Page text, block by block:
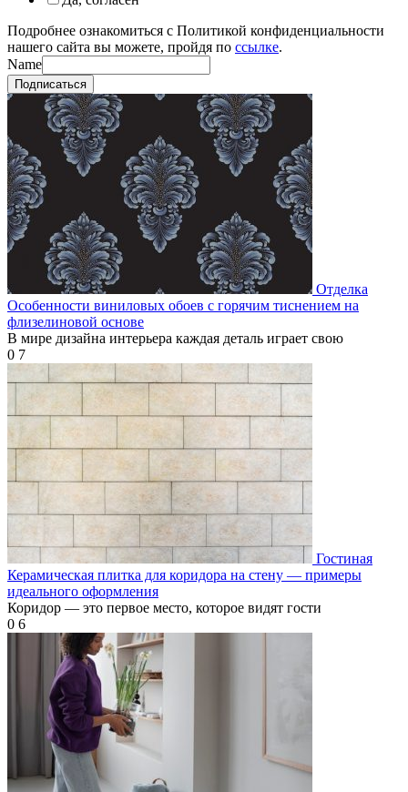
Подробнее ознакомиться с Политикой конфиденциальности
нашего сайта вы можете, пройдя по ссылке.
Name
Подписаться
Отделка
Особенности виниловых обоев с горячим тиснением на
флизелиновой основе
В мире дизайна интерьера каждая деталь играет свою
0 7
Гостиная
Керамическая плитка для коридора на стену — примеры
идеального оформления
Коридор — это первое место, которое видят гости
0 6